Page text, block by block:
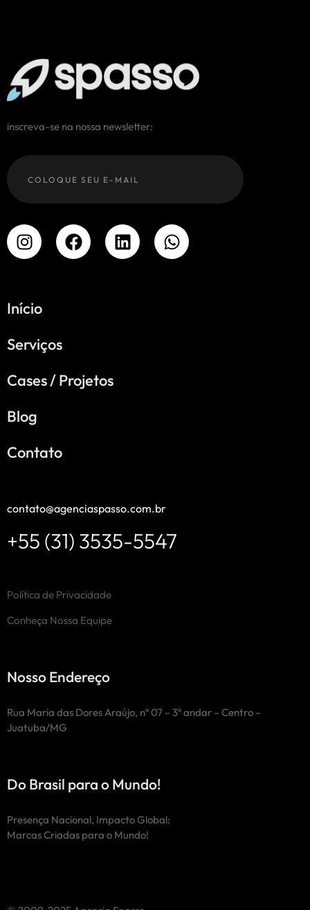
inscreva-se na nossa newsletter:
Início
Serviços
Cases / Projetos
Blog
Contato
contato@agenciaspasso.com.br
+55 (31) 3535-5547
Política de Privacidade
Conheça Nossa Equipe
Do Brasil para o Mundo!
Presença Nacional, Impacto Global:
Marcas Criadas para o Mundo!
Nosso Endereço
Rua Maria das Dores Araújo, nº 07 – 3º andar – Centro –
Juatuba/MG